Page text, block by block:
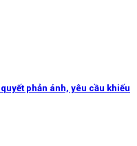
phản ánh, yêu cầu khiếu